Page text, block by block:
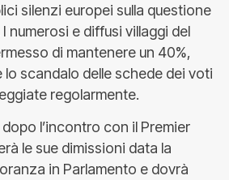
silenzi europei sulla questione
numerosi e diffusi villaggi del
di mantenere un 40%,
scandalo delle schede dei voti
regolarmente.
l’incontro con il Premier
le sue dimissioni data la
in Parlamento e dovrà